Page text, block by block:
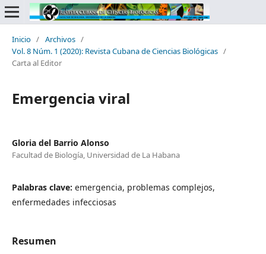
Inicio / Archivos /
Vol. 8 Núm. 1 (2020): Revista Cubana de Ciencias Biológicas /
Carta al Editor
Emergencia viral
Gloria del Barrio Alonso
Facultad de Biología, Universidad de La Habana
Palabras clave: emergencia, problemas complejos,
enfermedades infecciosas
Resumen